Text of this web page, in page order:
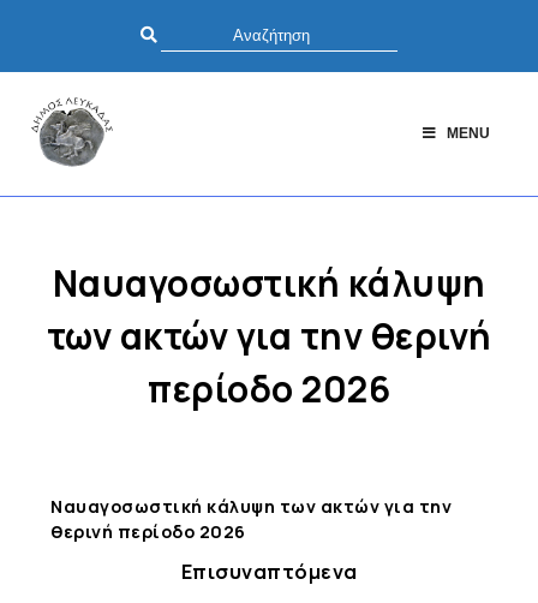
MENU
Ναυαγοσωστική κάλυψη
των ακτών για την θερινή
περίοδο 2026
Ναυαγοσωστική κάλυψη των ακτών για την
θερινή περίοδο 2026
Επισυναπτόμενα